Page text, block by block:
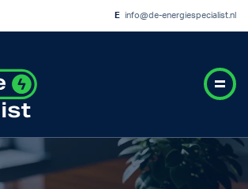
E info@de-energiespecialist.nl